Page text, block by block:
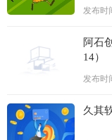
发布时
阿石
14）
发布时
久其